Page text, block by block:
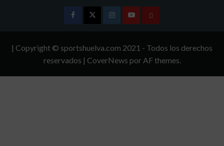
InstagramYoutubeTÉRMINOS
CONDICIONES
| Copyright © sportshuelva.com 2021 - Todos los derechos
reservados | CoverNews por AF themes.